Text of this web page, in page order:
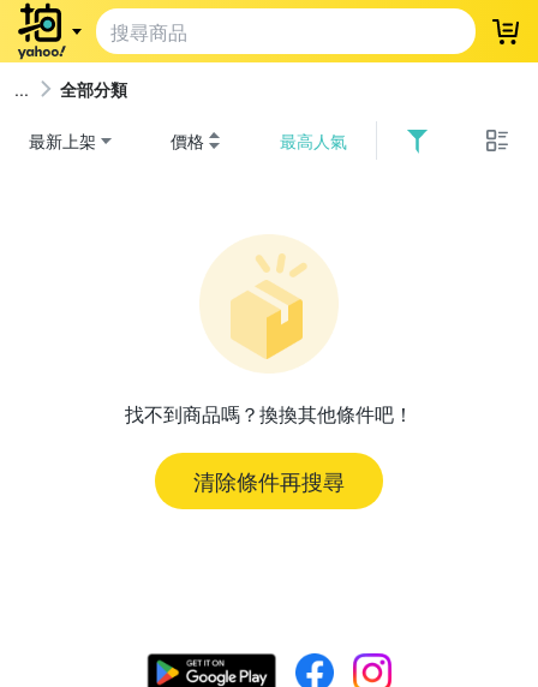
登
全部分類
最新上架 價格 最高人氣
找不到商品嗎？換換其他條件吧！
清除條件再搜尋